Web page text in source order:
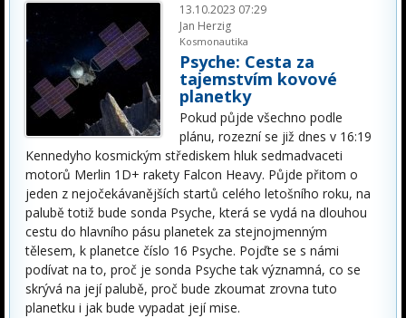
13.10.2023 07:29
Jan Herzig
Kosmonautika
Psyche: Cesta za
tajemstvím kovové
planetky
Pokud půjde všechno podle
plánu, rozezní se již dnes v 16:19
Kennedyho kosmickým střediskem hluk sedmadvaceti
motorů Merlin 1D+ rakety Falcon Heavy. Půjde přitom o
jeden z nejočekávanějších startů celého letošního roku, na
palubě totiž bude sonda Psyche, která se vydá na dlouhou
cestu do hlavního pásu planetek za stejnojmenným
tělesem, k planetce číslo 16 Psyche. Pojďte se s námi
podívat na to, proč je sonda Psyche tak významná, co se
skrývá na její palubě, proč bude zkoumat zrovna tuto
planetku i jak bude vypadat její mise.